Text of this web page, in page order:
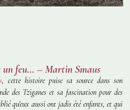
un feu… – Martin Smaus
, cette histoire puise sa source dans son
des Tziganes et sa fascination pour des
qu’eux aussi ont jadis été enfants, et qui